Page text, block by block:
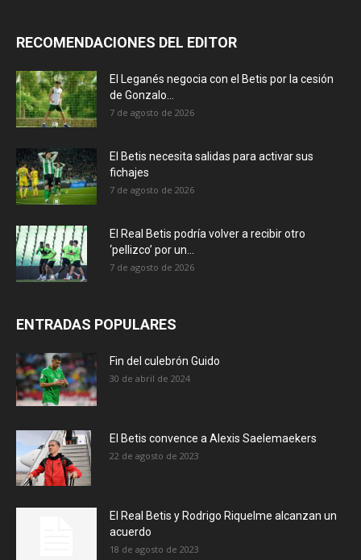
RECOMENDACIONES DEL EDITOR
El Leganés negocia con el Betis por la cesión
de Gonzalo...
7 de agosto de 2026
El Betis necesita salidas para activar sus
fichajes
7 de agosto de 2026
El Real Betis podría volver a recibir otro
‘pellizco’ por un...
7 de agosto de 2026
ENTRADAS POPULARES
Fin del culebrón Guido
30 de abril de 2024
El Betis convence a Alexis Saelemaekers
22 de agosto de 2023
El Real Betis y Rodrigo Riquelme alcanzan un
acuerdo
18 de agosto de 2023